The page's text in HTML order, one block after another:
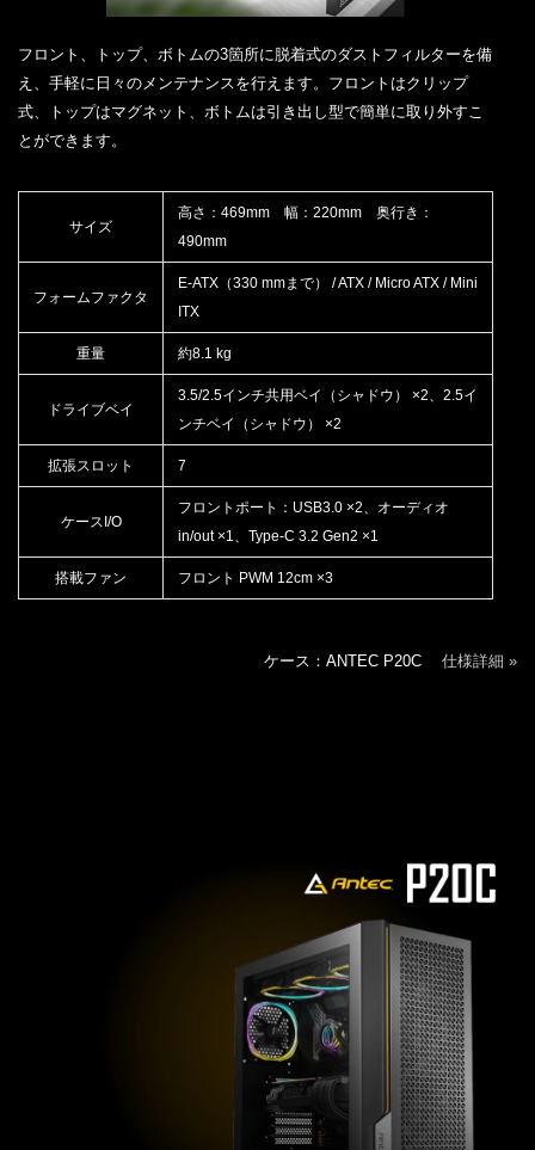
フロント、トップ、ボトムの3箇所に脱着式のダストフィルターを備
え、手軽に日々のメンテナンスを行えます。フロントはクリップ
式、トップはマグネット、ボトムは引き出し型で簡単に取り外すこ
とができます。
サイズ
高さ：469mm 幅：220mm 奥行き：
490mm
フォームファクタ
E-ATX（330 mmまで） / ATX / Micro ATX / Mini
ITX
重量 約8.1 kg
ドライブベイ
3.5/2.5インチ共用ベイ（シャドウ） ×2、2.5イ
ンチベイ（シャドウ） ×2
拡張スロット 7
ケースI/O
フロントポート：USB3.0 ×2、オーディオ
in/out ×1、Type-C 3.2 Gen2 ×1
搭載ファン フロント PWM 12cm ×3
ケース：ANTEC P20C 仕様詳細 »